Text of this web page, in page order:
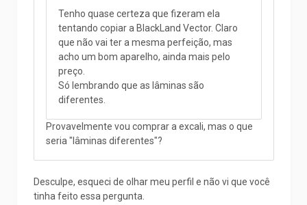
Tenho quase certeza que fizeram ela
tentando copiar a BlackLand Vector. Claro
que não vai ter a mesma perfeição, mas
acho um bom aparelho, ainda mais pelo
preço.
Só lembrando que as lâminas são
diferentes.
Provavelmente vou comprar a excali, mas o que
seria "lâminas diferentes"?
Desculpe, esqueci de olhar meu perfil e não vi que você
tinha feito essa pergunta.